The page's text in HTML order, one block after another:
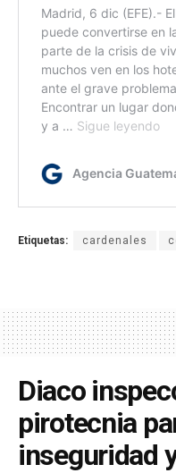
Etiquetas: cardenales
Diaco
pirotecnia
inseguridad